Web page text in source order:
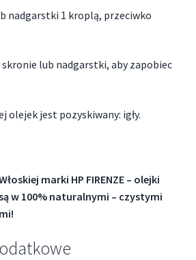
nadgarstki 1 kroplą, przeciwko
skronie lub nadgarstki, aby zapobiec
olejek jest pozyskiwany: igły.
marki HP FIRENZE – olejki
w 100% naturalnymi – czystymi